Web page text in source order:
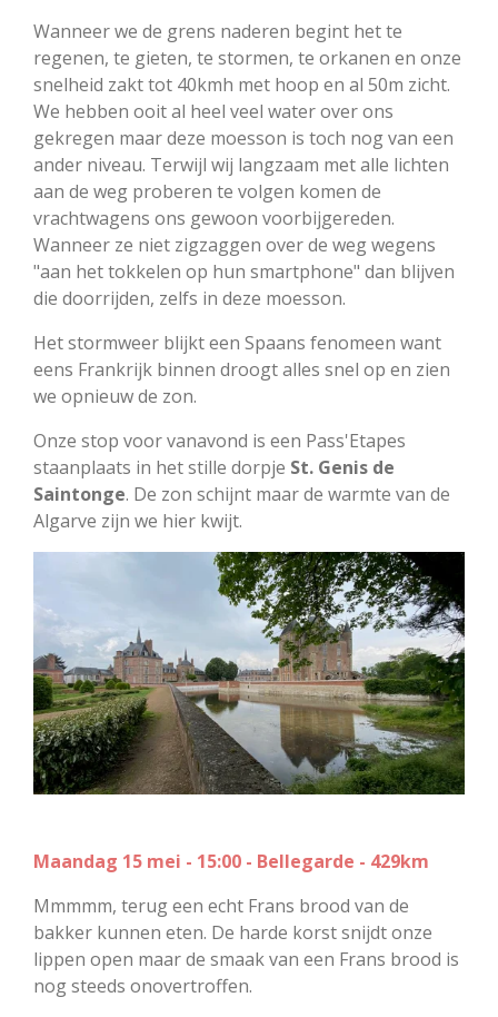
Wanneer we de grens naderen begint het te
regenen, te gieten, te stormen, te orkanen en onze
snelheid zakt tot 40kmh met hoop en al 50m zicht.
We hebben ooit al heel veel water over ons
gekregen maar deze moesson is toch nog van een
ander niveau. Terwijl wij langzaam met alle lichten
aan de weg proberen te volgen komen de
vrachtwagens ons gewoon voorbijgereden.
Wanneer ze niet zigzaggen over de weg wegens
"aan het tokkelen op hun smartphone" dan blijven
die doorrijden, zelfs in deze moesson.
Het stormweer blijkt een Spaans fenomeen want
eens Frankrijk binnen droogt alles snel op en zien
we opnieuw de zon.
Onze stop voor vanavond is een Pass'Etapes
staanplaats in het stille dorpje St. Genis de
Saintonge. De zon schijnt maar de warmte van de
Algarve zijn we hier kwijt.
Maandag 15 mei - 15:00 - Bellegarde - 429km
Mmmmm, terug een echt Frans brood van de
bakker kunnen eten. De harde korst snijdt onze
lippen open maar de smaak van een Frans brood is
nog steeds onovertroffen.